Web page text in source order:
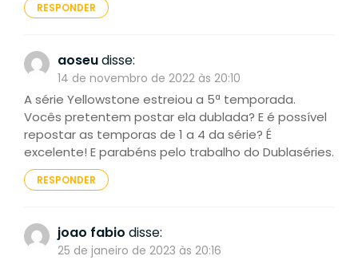
RESPONDER
aoseudisse:
14 de novembro de 2022 às 20:10
A série Yellowstone estreiou a 5ª temporada.
Vocês pretentem postar ela dublada? E é possível
repostar as temporas de 1 a 4 da série? É
excelente! E parabéns pelo trabalho do Dublaséries.
RESPONDER
joao fabio disse:
25 de janeiro de 2023 às 20:16